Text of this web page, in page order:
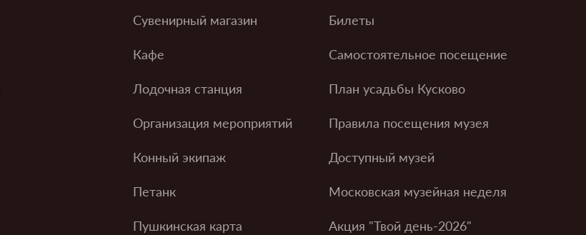
Сувенирный магазин
Кафе
Лодочная станция
Организация мероприятий
Конный экипаж
Петанк
Пушкинская карта
Билеты
Самостоятельное посещение
План усадьбы Кусково
Правила посещения музея
Доступный музей
Московская музейная неделя
Акция "Твой день-2026"